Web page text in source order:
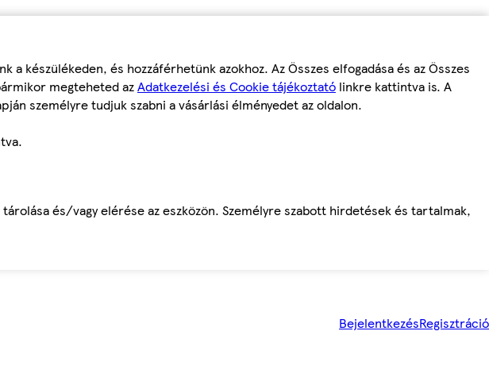
készülékeden, és hozzáférhetünk azokhoz. Az Összes elfogadása és az Összes
megteheted azAdatkezelési és Cookie tájékoztató linkre kattintva is. A
személyre tudjuk szabni a vásárlási élményedet az oldalon.
és/vagy elérése az eszközön. Személyre szabott hirdetések és tartalmak,
BejelentkezésRegisztráció